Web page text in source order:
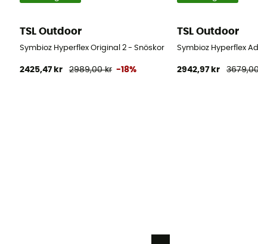
TSL Outdoor
Symbioz Hyperflex Original 2 - Snöskor
2425,47 kr 2989,00 kr -18%
TSL Outdoor
Symbioz Hyperflex
2942,97 kr